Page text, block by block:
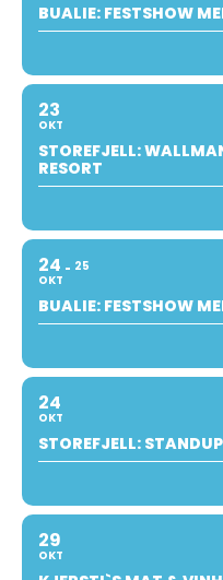
BUALIE: FESTSHOW
23
OKT
STOREFJELL:
RESORT
24
OKT
25
BUALIE: FESTSHOW
24
OKT
STOREFJELL:
29
OKT